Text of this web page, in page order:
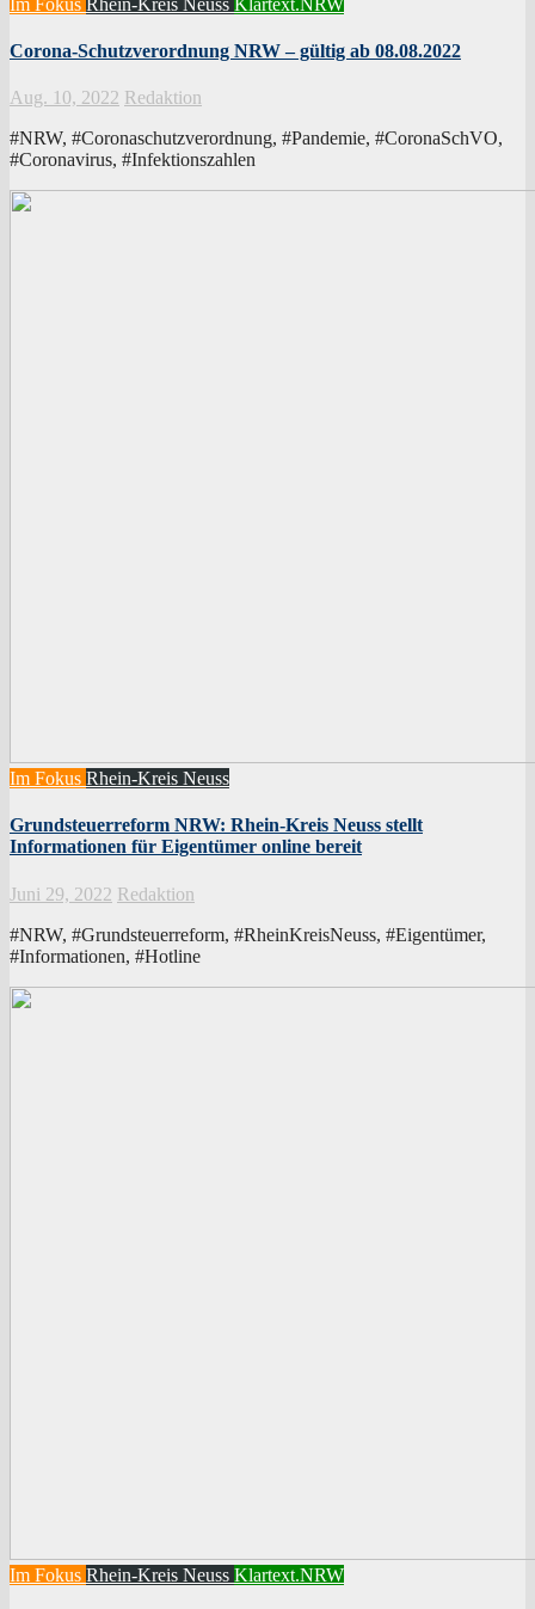
Corona-Schutzverordnung NRW – gültig ab 08.08.2022
Aug. 10, 2022 Redaktion
#NRW, #Coronaschutzverordnung, #Pandemie, #CoronaSchVO,
#Coronavirus, #Infektionszahlen
Im Fokus Rhein-Kreis Neuss
Grundsteuerreform NRW: Rhein-Kreis Neuss stellt
Informationen für Eigentümer online bereit
Juni 29, 2022 Redaktion
#NRW, #Grundsteuerreform, #RheinKreisNeuss, #Eigentümer,
#Informationen, #Hotline
Im Fokus Rhein-Kreis Neuss Klartext.NRW